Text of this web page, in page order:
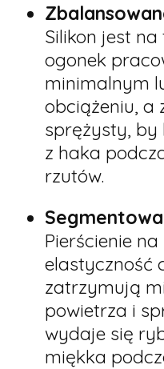
Silikon jest
ogonek
minimalnym
obciążeniu, a
sprężysty, by
z haka
rzutów.
Pierścienie
elastyczność
zatrzymują
powietrza i
wydaje się
miękka